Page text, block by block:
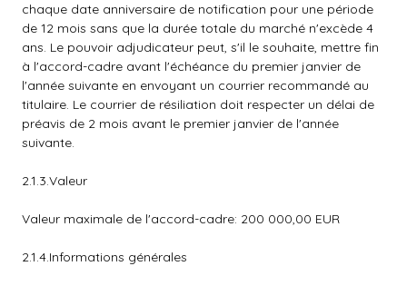
chaque date anniversaire de notification pour une période
de 12 mois sans que la durée totale du marché n'excède 4
ans. Le pouvoir adjudicateur peut, s'il le souhaite, mettre fin
à l'accord-cadre avant l'échéance du premier janvier de
l'année suivante en envoyant un courrier recommandé au
titulaire. Le courrier de résiliation doit respecter un délai de
préavis de 2 mois avant le premier janvier de l'année
suivante.
2.1.3.Valeur
Valeur maximale de l'accord-cadre: 200 000,00 EUR
2.1.4.Informations générales